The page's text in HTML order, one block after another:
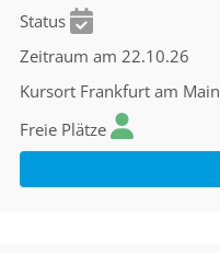
Status
Zeitraum am 22.10.26
Kursort Frankfurt am Main
Freie Plätze